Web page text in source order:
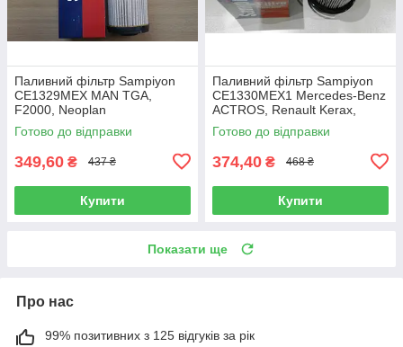
Паливний фільтр Sampiyon
CE1329MEX MAN TGA,
F2000, Neoplan
Готово до відправки
349,60 ₴ 437 ₴
Купити
Паливний фільтр Sampiyon
CE1330MEX1 Mercedes-Benz
ACTROS, Renault Kerax,
CLAAS
Готово до відправки
374,40 ₴ 468 ₴
Купити
Показати ще
Про нас
99% позитивних з 125 відгуків за рік